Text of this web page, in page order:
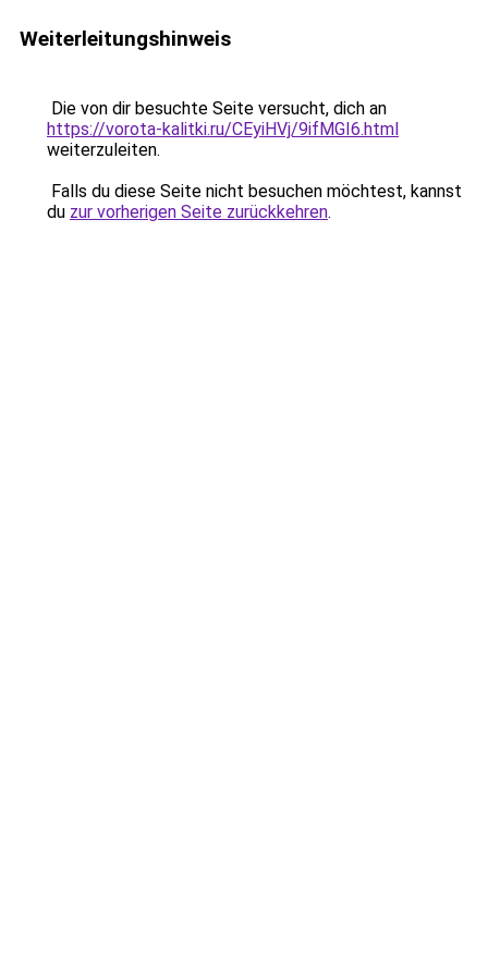
Weiterleitungshinweis
Die von dir besuchte Seite versucht, dich an
https://vorota-kalitki.ru/CEyiHVj/9ifMGI6.html
weiterzuleiten.
Falls du diese Seite nicht besuchen möchtest, kannst
du zur vorherigen Seite zurückkehren.